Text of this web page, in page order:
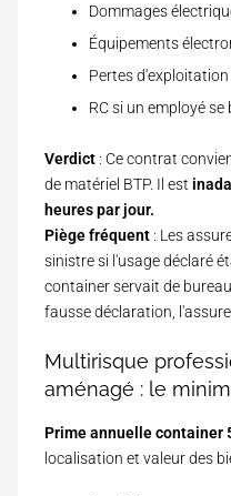
Dommages
Équipements
Pertes
RC si un employé
Verdict : Ce contrat
de matériel BTP. Il est
heures par jour.
Piège fréquent : Les
sinistre si l'usage déclaré
container servait de
fausse déclaration,
Multirisque
aménagé : le
Prime annuelle container
localisation et valeur des